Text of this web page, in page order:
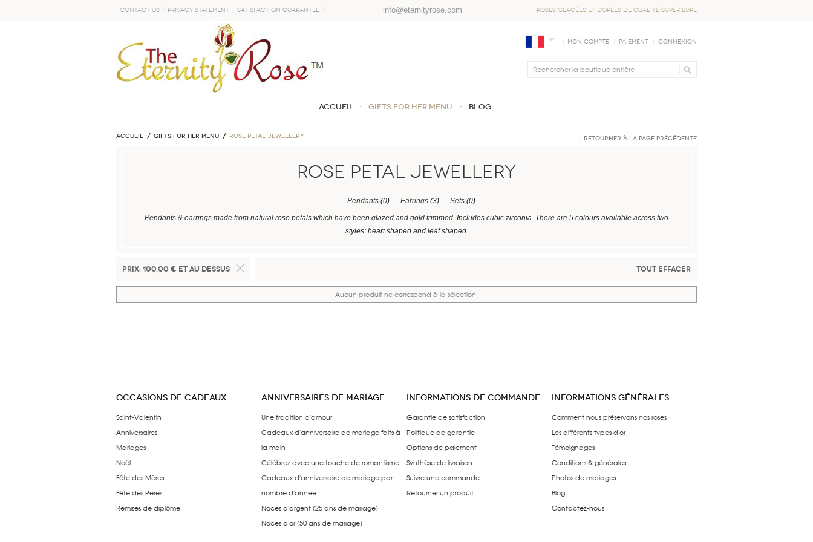
Contact Us Privacy Statement Satisfaction Guarantee info@eternityrose.com ROSES GLACÉES ET DORÉES DE QUALITÉ SUPÉRIEURE
Mon compte Paiement Connexion
Accueil GIFTS FOR HER MENU Blog
Accueil GIFTS FOR HER MENU ROSE PETAL JEWELLERY Retourner à la page précédente
ROSE PETAL JEWELLERY
Pendants(0) Earrings(3) Sets(0)
Pendants & earrings made from natural rose petals which have been glazed and gold trimmed. Includes cubic zirconia. There are 5 colours available across two
styles: heart shaped and leaf shaped.
Prix: 100,00 € et au dessus Tout effacer
Aucun produit ne correspond à la sélection.
OCCASIONS DE CADEAUX
Saint-Valentin
Anniversaires
Mariages
Noël
Fête des Mères
Fête des Pères
Remises de diplôme
ANNIVERSAIRES DE MARIAGE
Une tradition d'amour
Cadeaux d'anniversaire de mariage faits à
la main
Célébrez avec une touche de romantisme
Cadeaux d'anniversaire de mariage par
nombre d'année
Noces d'argent (25 ans de mariage)
Noces d'or (50 ans de mariage)
INFORMATIONS DE COMMANDE
Garantie de satisfaction
Politique de garantie
Options de paiement
Synthèse de livraison
Suivre une commande
Retourner un produit
INFORMATIONS GÉNÉRALES
Comment nous préservons nos roses
Les différents types d'or
Témoignages
Conditions & générales
Photos de mariages
Blog
Contactez-nous